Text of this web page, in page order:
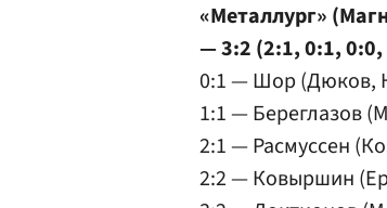
«Металлург»
— 3:2 (2:1, 0:1, 0:0,
0:1 — Шор (Дюков,
1:1 — Береглазов
2:1 — Расмуссен
2:2 — Ковыршин